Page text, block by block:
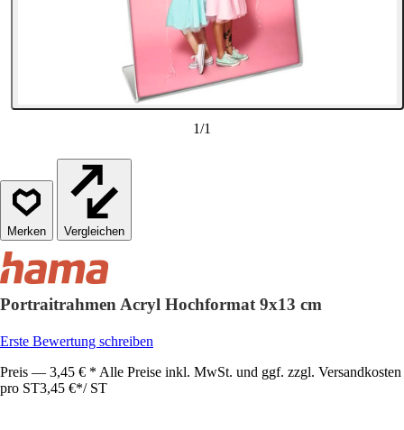
1/1
Vergleichen
Portraitrahmen Acryl Hochformat 9x13 cm
Erste Bewertung schreiben
Preis — 3,45 € * Alle Preise inkl. MwSt. und ggf. zzgl. Versandkosten
pro ST3,45 €*/ ST